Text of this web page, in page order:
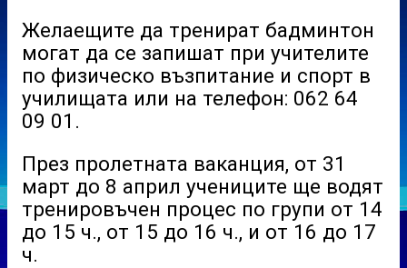
Желаещите да тренират бадминтон
могат да се запишат при учителите
по физическо възпитание и спорт в
училищата или на телефон: 062 64
09 01.
През пролетната ваканция, от 31
март до 8 април учениците ще водят
тренировъчен процес по групи от 14
до 15 ч., от 15 до 16 ч., и от 16 до 17
ч.